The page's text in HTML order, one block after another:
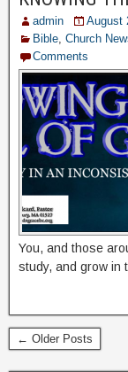
admin
August
Bible Church
Comments
You, and those
study, and grow in
← Older Posts